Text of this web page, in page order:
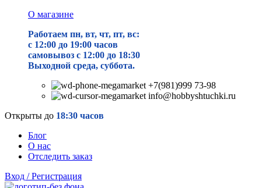
О магазине
Работаем пн, вт, чт, пт, вс:
с 12:00 до 19:00 часов
самовывоз с 12:00 до 18:30
Выходной среда, суббота.
+7(981)999 73-98
info@hobbyshtuchki.ru
Открыты до 18:30 часов
Блог
О нас
Отследить заказ
Вход / Регистрация